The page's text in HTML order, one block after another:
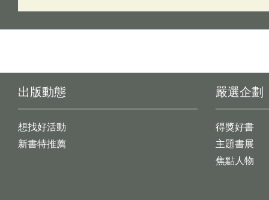
出版動態
想找好活動
新書特推薦
嚴選企劃
得獎好書
主題書展
焦點人物